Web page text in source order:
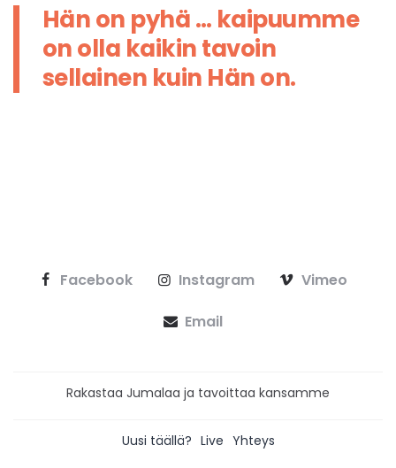
Hän on pyhä … kaipuumme
on olla kaikin tavoin
sellainen kuin Hän on.
Facebook Instagram Vimeo
Email
Rakastaa Jumalaa ja tavoittaa kansamme
Uusi täällä? Live Yhteys